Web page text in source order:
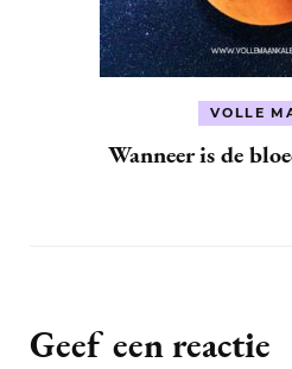
VOLLE
Wanneer is de
Geef een reactie